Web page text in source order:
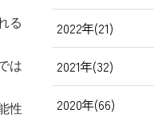
る
は
性
2022年(21)
2021年(32)
2020年(66)